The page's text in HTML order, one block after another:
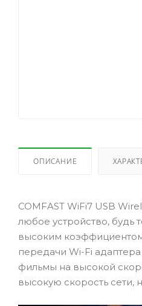
ОПИСАНИЕ
COMFAST WiFi7 USB
любое устройство, будь
высоким
передачи Wi-Fi
фильмы на высокой
высокую скорость сети,